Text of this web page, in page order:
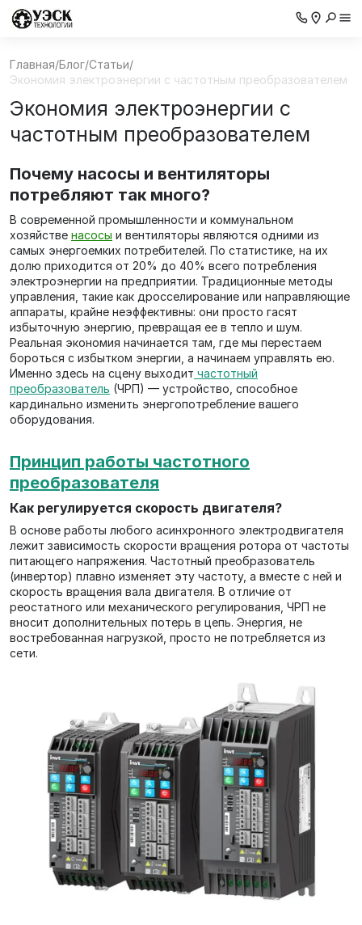
Главная/Блог/Статьи/
Экономия электроэнергии с частотным преобразователем
Экономия электроэнергии с
частотным преобразователем
Почему насосы и вентиляторы
потребляют так много?
В современной промышленности и коммунальном
хозяйстве насосы и вентиляторы являются одними из
самых энергоемких потребителей. По статистике, на их
долю приходится от 20% до 40% всего потребления
электроэнергии на предприятии. Традиционные методы
управления, такие как дросселирование или направляющие
аппараты, крайне неэффективны: они просто гасят
избыточную энергию, превращая ее в тепло и шум.
Реальная экономия начинается там, где мы перестаем
бороться с избытком энергии, а начинаем управлять ею.
Именно здесь на сцену выходит частотный
преобразователь (ЧРП) — устройство, способное
кардинально изменить энергопотребление вашего
оборудования.
Принцип работы частотного
преобразователя
Как регулируется скорость двигателя?
В основе работы любого асинхронного электродвигателя
лежит зависимость скорости вращения ротора от частоты
питающего напряжения. Частотный преобразователь
(инвертор) плавно изменяет эту частоту, а вместе с ней и
скорость вращения вала двигателя. В отличие от
реостатного или механического регулирования, ЧРП не
вносит дополнительных потерь в цепь. Энергия, не
востребованная нагрузкой, просто не потребляется из
сети.